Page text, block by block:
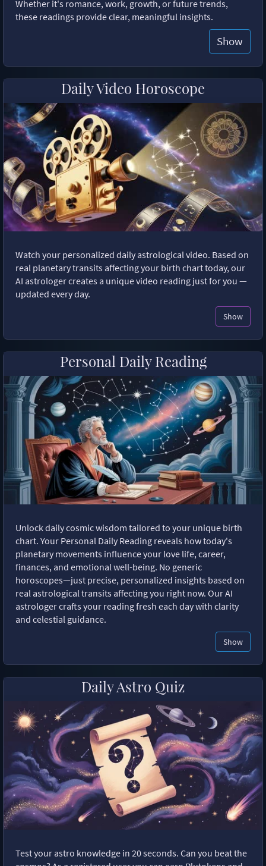
Whether it's romance, work, growth, or future trends,
these readings provide clear, meaningful insights.
Show
Daily Video Horoscope
Watch your personalized daily astrological video. Based on
real planetary transits affecting your birth chart today, our
AI astrologer creates a unique video reading just for you —
updated every day.
Show
Personal Daily Reading
Unlock daily cosmic wisdom tailored to your unique birth
chart. Your Personal Daily Reading reveals how today's
planetary movements influence your love life, career,
finances, and emotional well-being. No generic
horoscopes—just precise, personalized insights based on
real astrological transits affecting you right now. Our AI
astrologer crafts your reading fresh each day with clarity
and celestial guidance.
Show
Daily Astro Quiz
Test your astro knowledge in 20 seconds. Can you beat the